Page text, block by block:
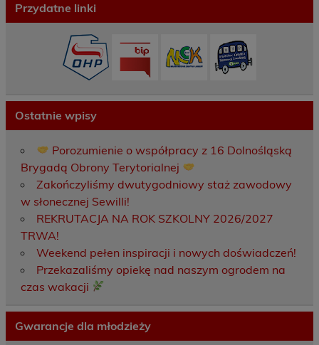
Przydatne linki
Ostatnie wpisy
Porozumienie o współpracy z 16 Dolnośląską
Brygadą Obrony Terytorialnej
Zakończyliśmy dwutygodniowy staż zawodowy
w słonecznej Sewilli!
REKRUTACJA NA ROK SZKOLNY 2026/2027
TRWA!
Weekend pełen inspiracji i nowych doświadczeń!
Przekazaliśmy opiekę nad naszym ogrodem na
czas wakacji
Gwarancje dla młodzieży